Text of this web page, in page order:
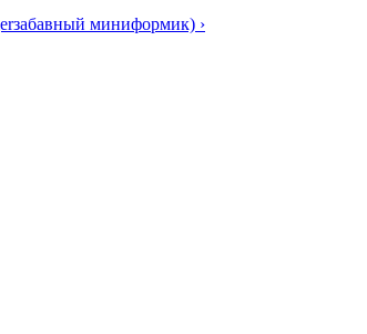
забавный миниформик) ›